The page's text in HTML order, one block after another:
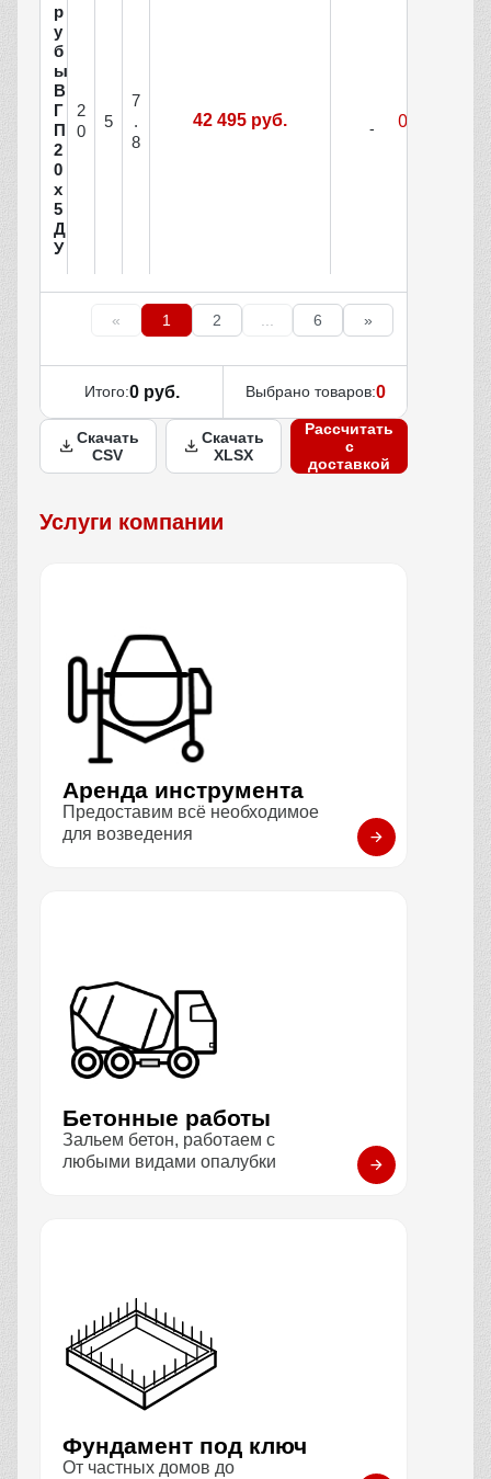
р
у
б
ы
В
Г
П
2
0
х
5
Д
У
2
0
5
7
.
8
42 495 руб.
« 1 2 ... 6 »
Итого:0 руб. Выбрано товаров:0
Скачать
CSV
Скачать
XLSX
Рассчитать
с
доставкой
Услуги компании
Аренда инструмента
Предоставим всё необходимое
для возведения
Бетонные работы
Зальем бетон, работаем с
любыми видами опалубки
Фундамент под ключ
От частных домов до